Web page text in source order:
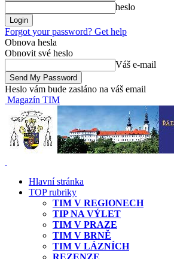
heslo
Forgot your password? Get help
Obnova hesla
Obnovit své heslo
Váš e-mail
Heslo vám bude zasláno na váš email
Magazín TIM
Hlavní stránka
TOP rubriky
TIM V REGIONECH
TIP NA VÝLET
TIM V PRAZE
TIM V BRNĚ
TIM V LÁZNÍCH
REZENZE